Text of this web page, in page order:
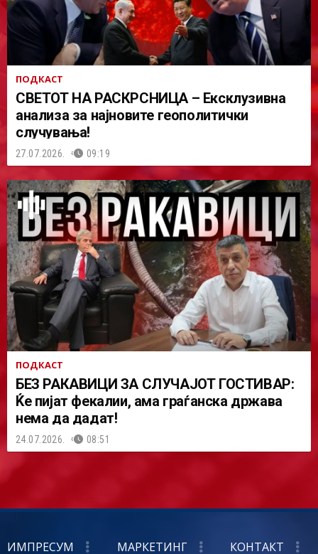
ПОДКАСТ
СВЕТОТ НА РАСКРСНИЦА – Ексклузивна
анализа за најновите геополитички
случувања!
27.07.2026. 09:19
ПОДКАСТ
БЕЗ РАКАВИЦИ ЗА СЛУЧАЈОТ ГОСТИВАР:
Ќе пијат фекалии, ама граѓанска држава
нема да дадат!
24.07.2026. 08:51
ИМПРЕСУМ МАРКЕТИНГ КОНТАКТ